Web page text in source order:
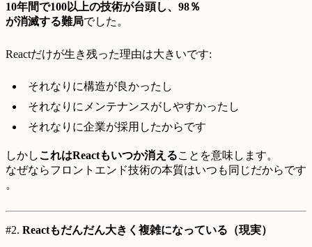
10年間で100以上の技術が台頭し、98％
が消滅する難局でした。
Reactだけが生き残った理由は大きいです:
それなりに構造が良かったし
それなりにメンテナンスがしやすかったし
それなりに企業が採用したからです
しかし これはReactもいつか消えることを意味します。
なぜならフロントエンド技術の本質はいつも同じだからです
。
#2. Reactもだんだん大きく複雑になっている（現実）